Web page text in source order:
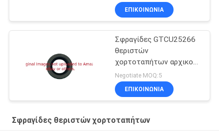
εγκαθιστά Toro
Greensmaster 1000
ΕΠΙΚΟΙΝΩΝΊΑ
Σφραγίδες GTCU25266
θεριστών
χορτοταπήτων αρχικού
εξοπλισμού για τον
εξοπλισμό
χορτοταπήτων
Negotiate MOQ:5
ΕΠΙΚΟΙΝΩΝΊΑ
Σφραγίδες θεριστών χορτοταπήτων